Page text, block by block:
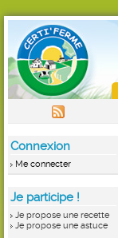
Connexion
Me connecter
Je participe !
Je propose une recette
Je propose une astuce